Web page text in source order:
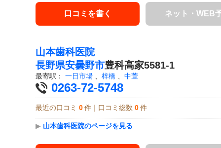
口コミを書く ネット・WEB
山本歯科医院
長野県安曇野市豊科高家5581-1
最寄駅： 一日市場 梓橋 中萱
0263-72-5748
最近の口コミ 0 件｜口コミ総数 0 件
▶ 山本歯科医院のページを見る